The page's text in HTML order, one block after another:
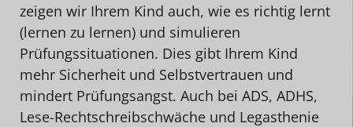
zeigen wir Ihrem Kind auch, wie es richtig lernt
(lernen zu lernen) und simulieren
Prüfungssituationen. Dies gibt Ihrem Kind
mehr Sicherheit und Selbstvertrauen und
mindert Prüfungsangst. Auch bei ADS, ADHS,
Lese-Rechtschreibschwäche und Legasthenie